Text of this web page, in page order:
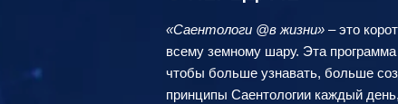
«Саентологи @в жизни» – это
всему земному шару. Эта
чтобы больше узнавать, больше
принципы Саентологии каждый